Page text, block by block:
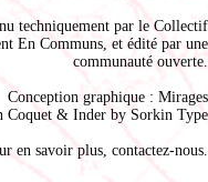
techniquement par le Collectif
En Communs , et édité par une
communauté ouverte.
Conception graphique : Mirages
Coquet & Inder by Sorkin Type
en savoir plus, contactez-nous